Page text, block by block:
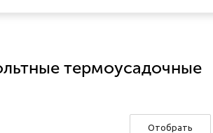
термоусадочные
Отобрать